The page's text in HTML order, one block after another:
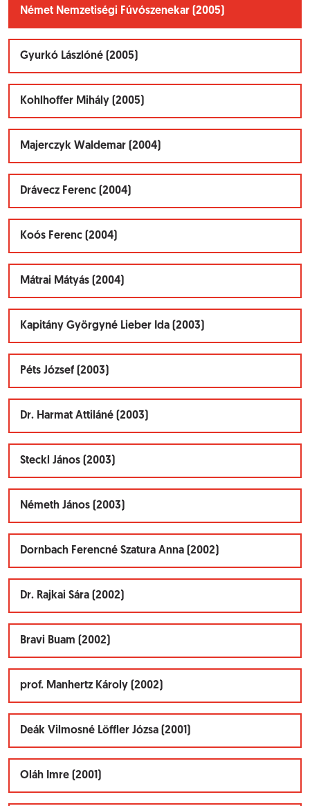
Német Nemzetiségi Fúvószenekar (2005)
Gyurkó Lászlóné (2005)
Kohlhoffer Mihály (2005)
Majerczyk Waldemar (2004)
Drávecz Ferenc (2004)
Koós Ferenc (2004)
Mátrai Mátyás (2004)
Kapitány Györgyné Lieber Ida (2003)
Péts József (2003)
Dr. Harmat Attiláné (2003)
Steckl János (2003)
Németh János (2003)
Dornbach Ferencné Szatura Anna (2002)
Dr. Rajkai Sára (2002)
Bravi Buam (2002)
prof. Manhertz Károly (2002)
Deák Vilmosné Löffler Józsa (2001)
Oláh Imre (2001)